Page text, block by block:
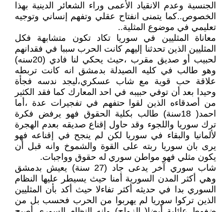
الجنسية وعدم الانقياد الأعمى وراء الشعائر الدينية بهذا
الخصوص..كما يتمنى انفتاح عقلي وتفهم إنساني وتوجيه
تعليمي في موضوع المثلية..
معاناة المثليين في سوريا تكاد تكون متشابهة فكل
المثليين الذين تحدثنا إليهم كانت الحرب سببا في فقدانهم
لحبيب أو صديق مقرب ،حيث يحكي لنا فادي (20سنه)
وهو طالب في كليه الصيدلة بدمشق انه كانت تربطه
علاقة حب قوية مع شاب عسكري،ليجد ندسه فجأة
وحيدا بعد أن توفي حبيبه في احد المعارك كما فقد الكثير
من أصدقاءه الذين لقوا حتفهم في تفجيرات عدة ،أما
احمد( 18سنة) طالب بكلية الحقوق فهو يرفض فكرة
ترك سوريا واللجوء وقد حاول إقناع صديقه بعدم الهجرة
لألمانيا والبقاء في سوريا لكن لم ينجح في إقناعه فهو
يرى بان سوريا ربته على القوة والشموخ وانه قبل أن
يكون مثلي فهو مواطن سوري له حقوق وواجبات.
شاب سوري آخر يدعى جاد (27 سنة) يعيش بدمشق
وهي أكثر المدن السورية أمنا حيث يسيطر عليها النظام
السوري بدا في حديثه أكثر تفاءلا حيث أكد بأن المثليين
الذين تركوا سوريا لم يهربوا من الحرب فحسب بل من